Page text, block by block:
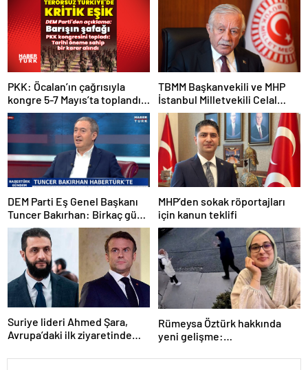
PKK: Öcalan’ın çağrısıyla
kongre 5-7 Mayıs’ta toplandı!
Tarihi bir karar alındı!
TBMM Başkanvekili ve MHP
İstanbul Milletvekili Celal
Adan: Kan ve kin devri
kapanmıştır
DEM Parti Eş Genel Başkanı
Tuncer Bakırhan: Birkaç gün
içerisinde kongre kararları
açıklanacak
MHP’den sokak röportajları
için kanun teklifi
Suriye lideri Ahmed Şara,
Avrupa’daki ilk ziyaretinde
Rümeysa Öztürk hakkında
yeni gelişme:
geciktirilmemesini istedi